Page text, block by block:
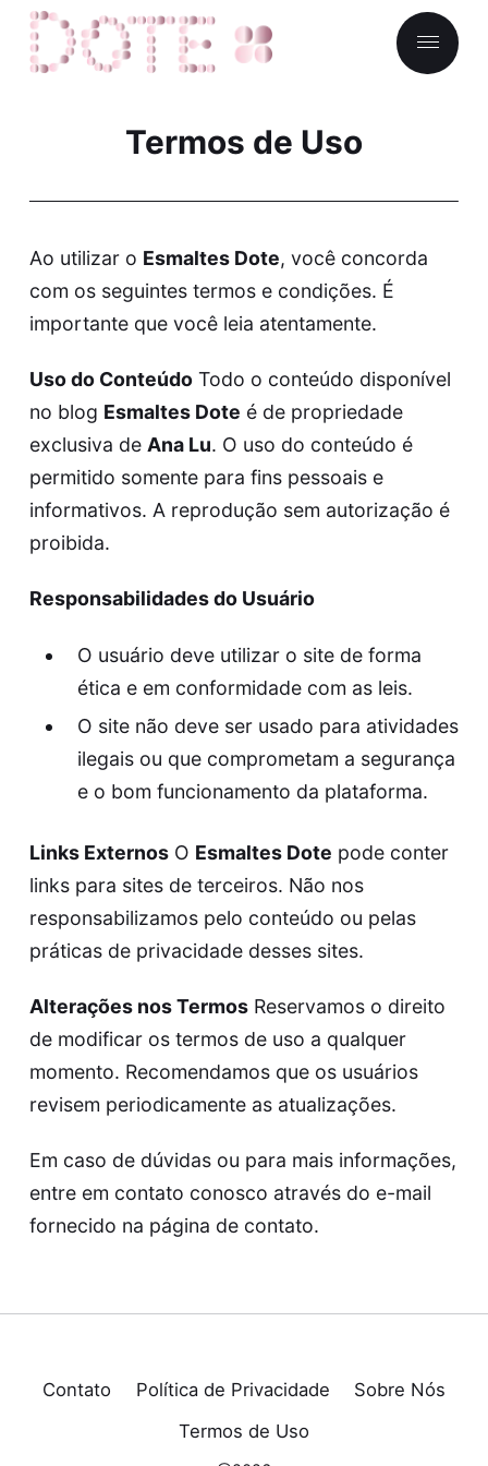
Termos de Uso
Ao utilizar o Esmaltes Dote, você concorda
com os seguintes termos e condições. É
importante que você leia atentamente.
Uso do ConteúdoTodo o conteúdo disponível
no blog Esmaltes Dote é de propriedade
exclusiva de Ana Lu. O uso do conteúdo é
permitido somente para fins pessoais e
informativos. A reprodução sem autorização é
proibida.
Responsabilidades do Usuário
O usuário deve utilizar o site de forma
ética e em conformidade com as leis.
O site não deve ser usado para atividades
ilegais ou que comprometam a segurança
e o bom funcionamento da plataforma.
Links ExternosO Esmaltes Dote pode conter
links para sites de terceiros. Não nos
responsabilizamos pelo conteúdo ou pelas
práticas de privacidade desses sites.
Alterações nos TermosReservamos o direito
de modificar os termos de uso a qualquer
momento. Recomendamos que os usuários
revisem periodicamente as atualizações.
Em caso de dúvidas ou para mais informações,
entre em contato conosco através do e-mail
fornecido na página de contato.
Contato Política de Privacidade
Sobre Nós
Termos de Uso